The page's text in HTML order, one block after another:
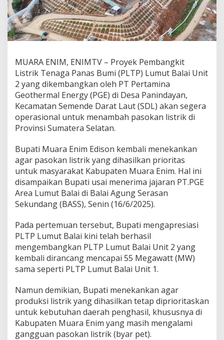
2
S
e
g
a
O
p
e
r
a
s
i
a
l
,
B
u
p
a
i
E
d
i
s
o
T
e
k
a
n
k
MUARA ENIM, ENIMTV – Proyek Pembangkit
Listrik Tenaga Panas Bumi (PLTP) Lumut Balai Unit
2 yang dikembangkan oleh PT Pertamina
Geothermal Energy (PGE) di Desa Panindayan,
Kecamatan Semende Darat Laut (SDL) akan segera
operasional untuk menambah pasokan listrik di
Provinsi Sumatera Selatan.
Bupati Muara Enim Edison kembali menekankan
agar pasokan listrik yang dihasilkan prioritas
untuk masyarakat Kabupaten Muara Enim. Hal ini
disampaikan Bupati usai menerima jajaran PT.PGE
Area Lumut Balai di Balai Agung Serasan
Sekundang (BASS), Senin (16/6/2025).
Pada pertemuan tersebut, Bupati mengapresiasi
PLTP Lumut Balai kini telah berhasil
mengembangkan PLTP Lumut Balai Unit 2 yang
kembali dirancang mencapai 55 Megawatt (MW)
sama seperti PLTP Lumut Balai Unit 1.
Namun demikian, Bupati menekankan agar
produksi listrik yang dihasilkan tetap diprioritaskan
untuk kebutuhan daerah penghasil, khususnya di
Kabupaten Muara Enim yang masih mengalami
gangguan pasokan listrik (byar pet).